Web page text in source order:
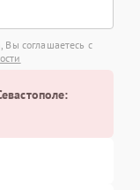
Вы соглашаетесь с